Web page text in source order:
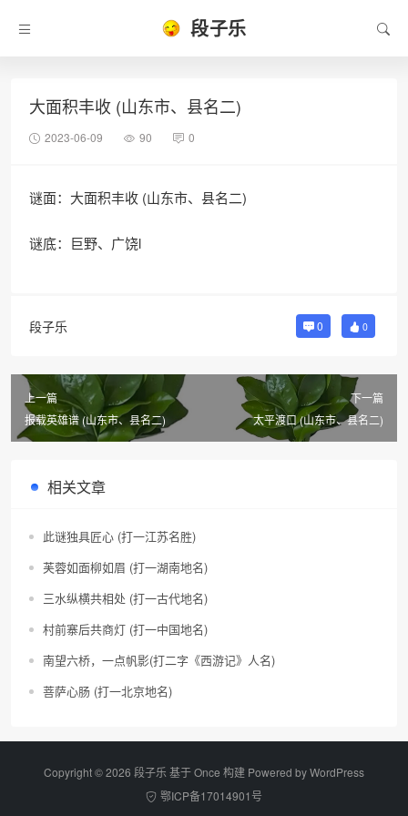
段子乐
大面积丰收 (山东市、县名二)
2023-06-09 90 0
谜面：大面积丰收 (山东市、县名二)
谜底：巨野、广饶l
段子乐 0 0
上一篇
报载英雄谱 (山东市、县名二)
下一篇
太平渡口 (山东市、县名二)
相关文章
此谜独具匠心 (打一江苏名胜)
芙蓉如面柳如眉 (打一湖南地名)
三水纵横共相处 (打一古代地名)
村前寨后共商灯 (打一中国地名)
南望六桥，一点帆影(打二字《西游记》人名)
菩萨心肠 (打一北京地名)
Copyright © 2026 段子乐 基于 Once 构建 Powered byWordPress
鄂ICP备17014901号